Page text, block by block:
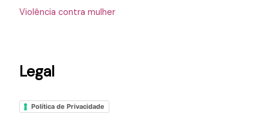
Violência contra mulher
Legal
Política de Privacidade